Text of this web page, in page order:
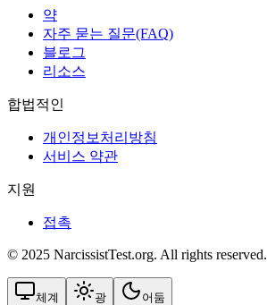
약
자주 묻는 질문(FAQ)
블로그
리소스
합법적인
개인정보처리방침
서비스 약관
지원
접촉
© 2025 NarcissistTest.org. All rights reserved.
체계 광 어둠